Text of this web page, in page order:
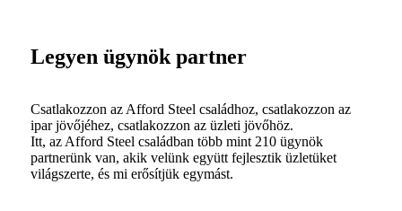
Legyen ügynök partner
Csatlakozzon az Afford Steel családhoz, csatlakozzon az
ipar jövőjéhez, csatlakozzon az üzleti jövőhöz.
Itt, az Afford Steel családban több mint 210 ügynök
partnerünk van, akik velünk együtt fejlesztik üzletüket
világszerte, és mi erősítjük egymást.